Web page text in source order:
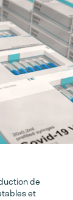
de
et